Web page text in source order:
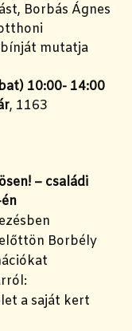
Borbás Ágnes
mutatja
10:00- 14:00
, 1163
– családi
Borbély
a saját kert